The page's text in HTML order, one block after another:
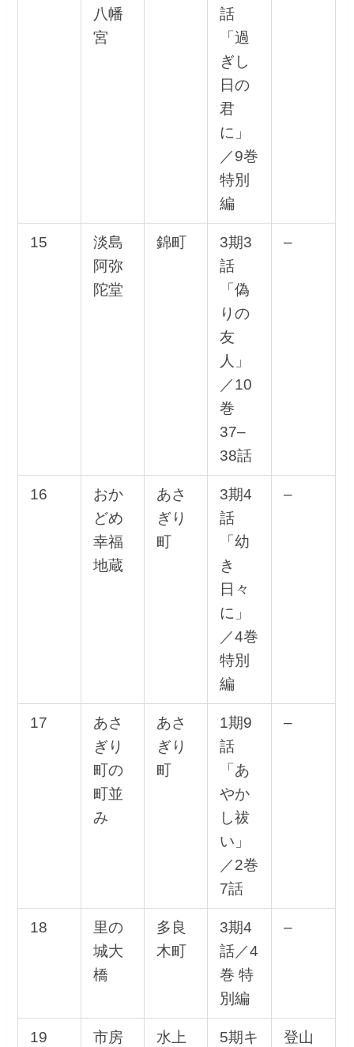
八幡
宮
話
「過
ぎし
日の
君
に」
／9巻
特別
編
15
淡島
阿弥
陀堂
錦町
3期3
話
「偽
りの
友
人」
／10
巻
37–
38話
–
16
おか
どめ
幸福
地蔵
あさ
ぎり
町
3期4
話
「幼
き
日々
に」
／4巻
特別
編
–
17
あさ
ぎり
町の
町並
み
あさ
ぎり
町
1期9
話
「あ
やか
し祓
い」
／2巻
7話
–
18
里の
城大
橋
多良
木町
3期4
話／4
巻 特
別編
–
19
市房
水上
5期キ
登山